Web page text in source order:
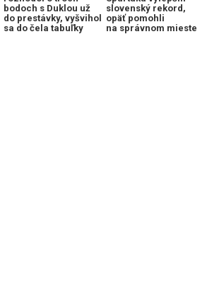
bodoch s Duklou už
do prestávky, vyšvihol
sa do čela tabuľky
slovenský rekord,
opäť pomohli
na správnom mieste